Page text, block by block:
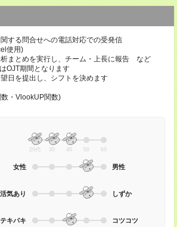
する問合せへの電話対応での受発信
使用)
析まとめを実行し、チーム・上長に報告 など
OJT期間となります
日を提出し、シフトを決めます
数・VlookUP関数)
20代 30 40 50 60
女性 男性
活気あり しずか
テキパキ コツコツ